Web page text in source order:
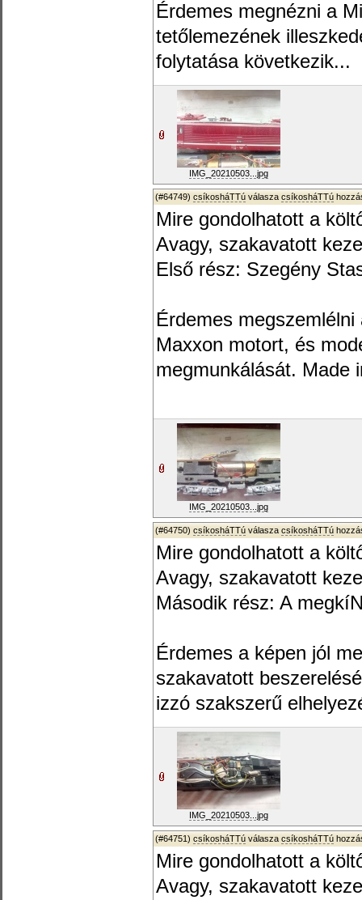
Érdemes megnézni a
tetőlemezének
folytatása következik...
IMG_20210503...jpg
(#64749) csíkosháTTú válasza csíkosháTTú
Mire gondolhatott a
Avagy, szakavatott
Első rész: Szegény
Érdemes
Maxxon motort, és
megmunkálását. Made
IMG_20210503...jpg
(#64750) csíkosháTTú válasza csíkosháTTú
Mire gondolhatott a
Avagy, szakavatott
Második rész: A
Érdemes a képen jól
szakavatott
izzó szakszerű
IMG_20210503...jpg
(#64751) csíkosháTTú válasza csíkosháTTú
Mire gondolhatott a
Avagy, szakavatott